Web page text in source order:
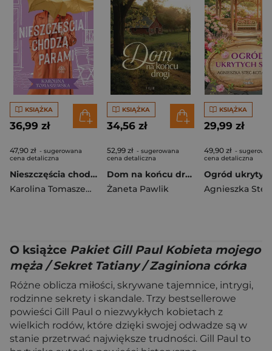
KSIĄŻKA
36,99 zł
47,90 zł - sugerowana
cena detaliczna
Nieszczęścia chodzą parami. Amor fati. Tom 3
Karolina Tomaszewska
KSIĄŻKA
34,56 zł
52,99 zł - sugerowana
cena detaliczna
Dom na końcu drogi
Żaneta Pawlik
KSIĄŻKA
29,99 zł
49,90 zł -
cena detaliczna
O książce Pakiet Gill Paul Kobieta mojego
męża / Sekret Tatiany / Zaginiona córka
Różne oblicza miłości, skrywane tajemnice, intrygi,
rodzinne sekrety i skandale. Trzy bestsellerowe
powieści Gill Paul o niezwykłych kobietach z
wielkich rodów, które dzięki swojej odwadze są w
stanie przetrwać największe trudności. Gill Paul to